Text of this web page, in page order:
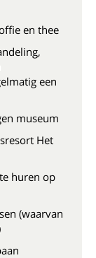
en thee
een
museum
Het
huren op
(waarvan